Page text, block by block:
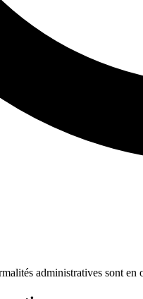
administratives sont